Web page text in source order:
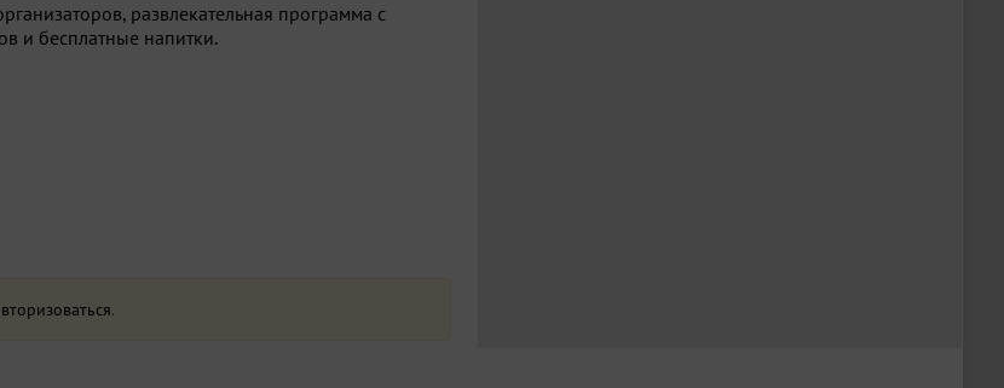
развлекательная программа с
и бесплатные напитки.
.